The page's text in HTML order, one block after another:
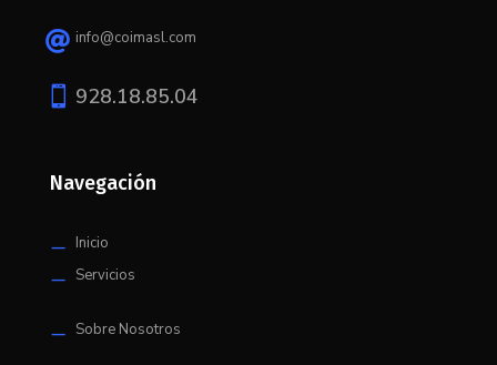
 info@coimasl.com
 928.18.85.04
Navegación
K Inicio
K Servicios
K Sobre Nosotros